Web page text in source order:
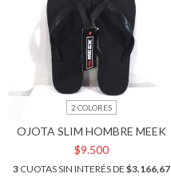
2 COLORES
OJOTA SLIM HOMBRE MEEK
$9.500
3 CUOTAS SIN INTERÉS DE $3.166,67